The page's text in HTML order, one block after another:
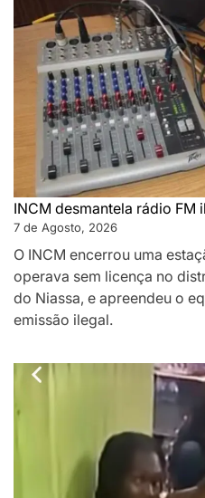
INCM desmantela rádio FM
7 de Agosto, 2026
O INCM encerrou uma
operava sem licença no
do Niassa, e apreendeu o
emissão ilegal.